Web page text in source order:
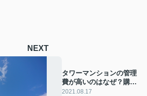
NEXT
タワーマンションの管理
費が高いのはなぜ？購入
前に確認を！
2021.08.17